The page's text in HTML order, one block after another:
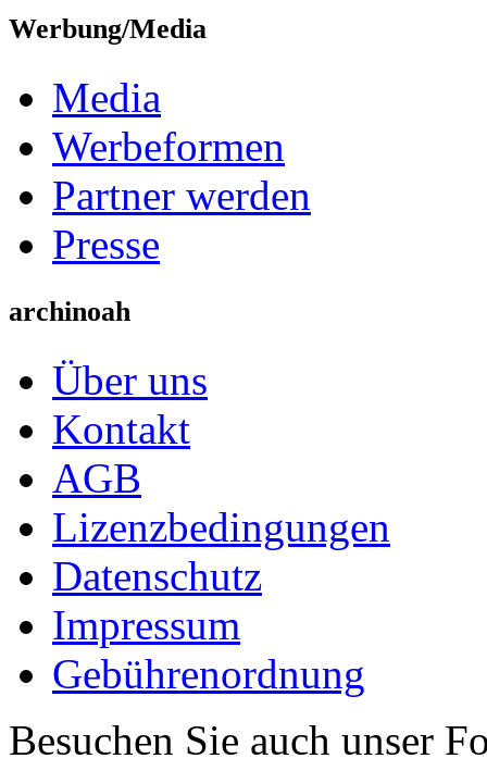
Werbung/Media
Media
Werbeformen
Partner werden
Presse
archinoah
Über uns
Kontakt
AGB
Lizenzbedingungen
Datenschutz
Impressum
Gebührenordnung
Besuchen Sie auch unser